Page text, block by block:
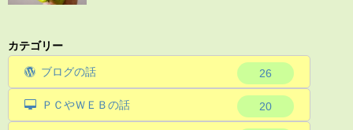
カテゴリー
ブログの話 26
ＰＣやＷＥＢの話 20